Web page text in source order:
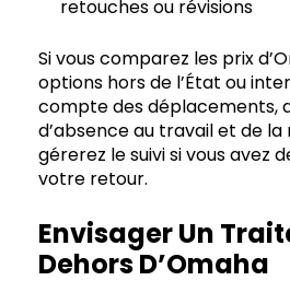
retouches ou révisions
Si vous comparez les prix
options hors de l’État ou
compte des déplacements,
d’absence au travail et de
gérerez le suivi si vous avez
votre retour.
Envisager Un
Dehors D’Omaha